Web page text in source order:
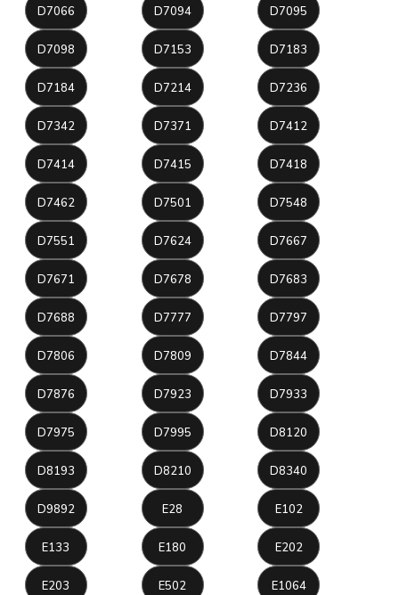
D7066 D7094 D7095
D7098 D7153 D7183
D7184 D7214 D7236
D7342 D7371 D7412
D7414 D7415 D7418
D7462 D7501 D7548
D7551 D7624 D7667
D7671 D7678 D7683
D7688 D7777 D7797
D7806 D7809 D7844
D7876 D7923 D7933
D7975 D7995 D8120
D8193 D8210 D8340
D9892 E28 E102
E133 E180 E202
E203 E502 E1064